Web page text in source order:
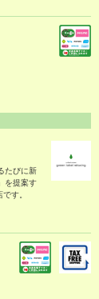
たびに新
を提案す
す。